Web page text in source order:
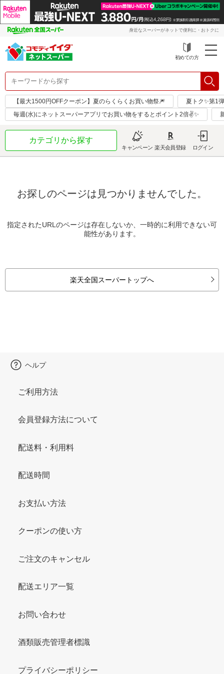
身近なスーパーがネットで便利に・おトクに
初めての方
【最大1500円OFFクーポン】夏のらくらくお買い物祭🎆
夏トク✨第1
毎週(水)にネットスーパーアプリでお買い物をするとポイント2倍✌✨
カテゴリから探す
キャンペーン 楽天会員登録 ログイン
お探しのページは見つかりませんでした。
指定されたURLのページは存在しないか、一時的に利用できない可
能性があります。
楽天全国スーパートップへ
ヘルプ
ご利用方法
会員登録方法について
配送料・利用料
配送時間
お支払い方法
クーポンの使い方
ご注文のキャンセル
配送エリア一覧
お問い合わせ
酒類販売管理者標識
プライバシーポリシー